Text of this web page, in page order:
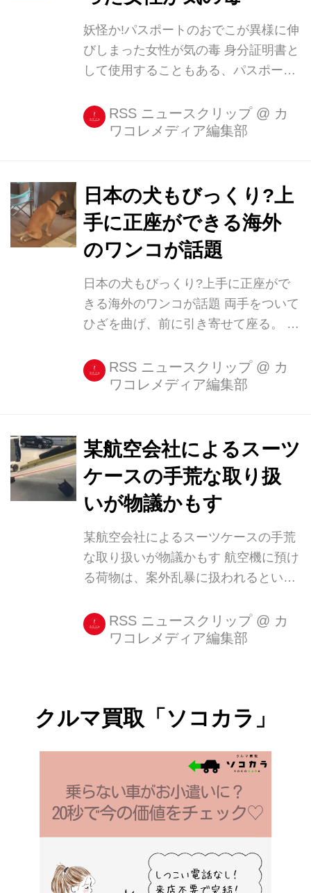
胸を打たれた投稿主のNarya9さんは、
「新しい家族が迎えに来てくれるの
を...
妖怪か!パスポートのおでこが異様に伸
びしまった女性が気の毒 身分証明書と
して使用することもある、パスポート
顔違うじゃん!」とツッコまれようと、
写真はなるべくきれいに写っているも
大切な写真に限って願いとは裏腹に、
普段と異なる雰囲気になったり「犯罪
者か!」というくらい人相が悪いように
写ってしまったりする人がいる。 その
したい。 海外版掲示板Redditに投稿さ
れたこちらの写真をご覧いただこう。
くだんの女性の証明写真で、彼女はこ
RSS ニュースクリップ @ カ
ワコレメディア編集部
日本の犬もびっくり?上
手に正座ができる海外
のワンコが話題
日本の犬もびっくり?上手に正座がで
きる海外のワンコが話題 両手をついて
ひざを曲げ、前に引き寄せて座る。 つ
仕草を行うワンコが注目を集めてい
る。 そのコがこちら。 これは「うち
ご覧のとおり、普通の犬の座り方とは
大きく異なり、前足を支えに、後ろ足
を前方に滑らせるという、私たちの正
座の仕方に近い。 座り方というか、座
完成形もどこかおかしい。 普通の犬は
こんな感じ。 お尻を地面につけ、後ろ
足の先は前方に来る。 しかしこのコの
RSS ニュースクリップ @ カ
ワコレメディア編集部
某航空会社によるスーツ
ケースの手荒な取り扱
いが物議かもす
某航空会社によるスーツケースの手荒
な取り扱いが物議かもす 航空機に預け
る荷物は、案外乱暴に扱われるという
預けていた荷物が破損していた...とい
う人も多い。 しかし、私たちが預けた
受け取り場というケースがほとんど
る! 海外版掲示板Redditに、
ちの荷物が航空機から外に運び出され
る場面を投稿している。 「ありがと、
ユナイテッド!」というタイトルで投稿
された動画により、米ユ...
RSS ニュースクリップ @ カ
ワコレメディア編集部
クルマ買取「ソコカラ」